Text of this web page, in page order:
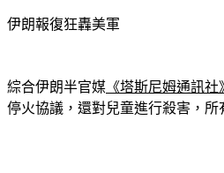
伊朗報復狂轟美軍
綜合伊朗半官媒 《塔斯尼姆通訊社
停火協議，還對兒童進行殺害，所